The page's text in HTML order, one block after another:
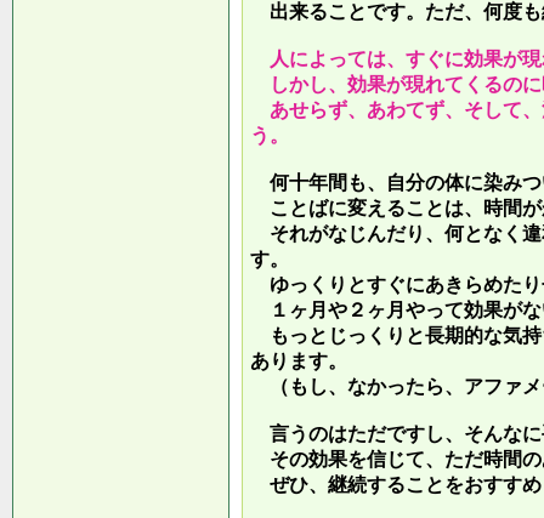
出来ることです。ただ、何度
人によっては、すぐに効果が
しかし、効果が現れてくるの
あせらず、あわてず、そして
う。
何十年間も、自分の体に染み
ことばに変えることは、時間
それがなじんだり、何となく
す。
ゆっくりとすぐにあきらめた
１ヶ月や２ヶ月やって効果が
もっとじっくりと長期的な気
あります。
（もし、なかったら、アファ
言うのはただですし、そんな
その効果を信じて、ただ時間
ぜひ、継続することをおすす